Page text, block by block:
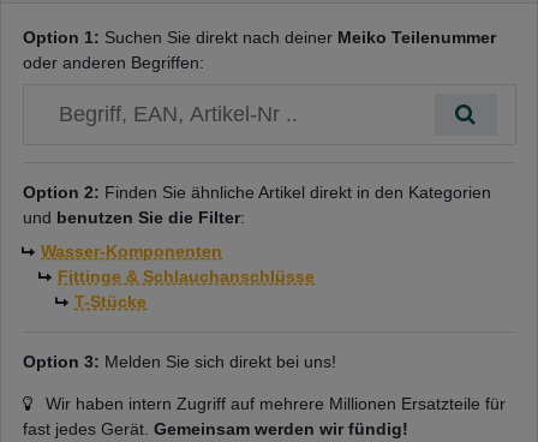
Option 1: Suchen Sie direkt nach deiner Meiko Teilenummer
oder anderen Begriffen:
Option 2: Finden Sie ähnliche Artikel direkt in den Kategorien
und benutzen Sie die Filter:
Wasser-Komponenten
Fittinge & Schlauchanschlüsse
T-Stücke
Option 3: Melden Sie sich direkt bei uns!
Wir haben intern Zugriff auf mehrere Millionen Ersatzteile für
fast jedes Gerät. Gemeinsam werden wir fündig!